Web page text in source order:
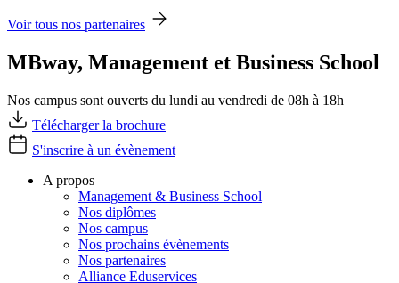
Voir tous nos partenaires
MBway, Management et Business School
Nos campus sont ouverts du lundi au vendredi de 08h à 18h
Télécharger la brochure
S'inscrire à un évènement
A propos
Management & Business School
Nos diplômes
Nos campus
Nos prochains évènements
Nos partenaires
Alliance Eduservices